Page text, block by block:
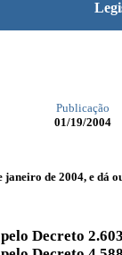
Publicação
01/19/2004
janeiro de 2004, e dá
Decreto